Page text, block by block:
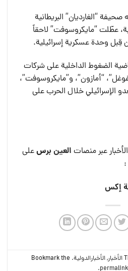
“الغارديان” البريطانية
عطّلت “مايكروسوفت” لاحقاً
وحدة عسكرية إسرائيلية.
الضغوط الداخلية على شركات
“أمازون”، و”مايكروسوفت”،
الإسرائيلي خلال الحرب على
عبر منصات العين برسعلى
:
إكس
الأخبار,الأخبارالدولية. Bookmark the
permalink
.